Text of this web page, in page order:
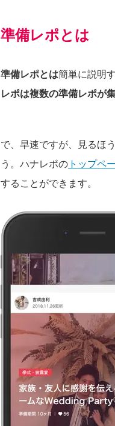
準備レポとは
準備レポとは簡単に説明
レポは複数の準備レポが
で、早速ですが、見るほ
う。ハナレポの トップペ
することができます。